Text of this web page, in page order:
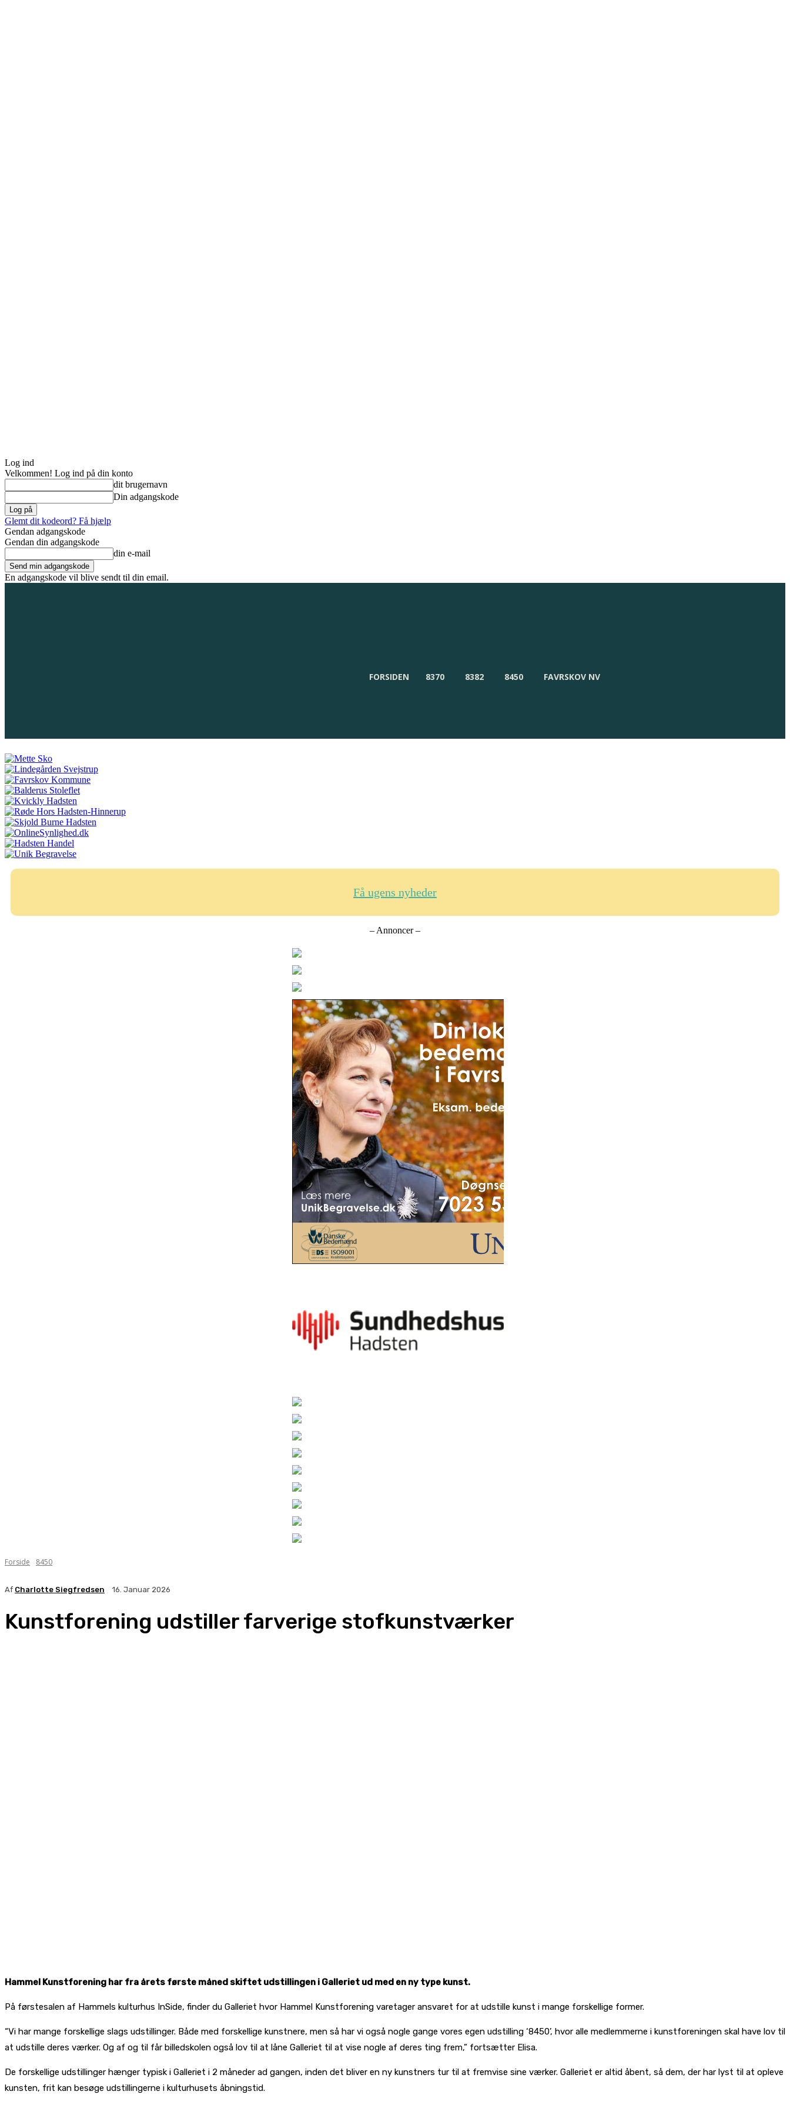
Log ind
Velkommen! Log ind på din konto
dit brugernavn
Din adgangskode
Glemt dit kodeord? Få hjælp
Gendan adgangskode
Gendan din adgangskode
din e-mail
En adgangskode vil blive sendt til din email.
FORSIDEN 8370 8382 8450 FAVRSKOV NV
Få ugens nyheder
– Annoncer –
Forside 8450
Af Charlotte Siegfredsen 16. Januar 2026
Kunstforening udstiller farverige stofkunstværker
Hammel Kunstforening har fra årets første måned skiftet udstillingen i Galleriet ud med en ny type kunst.
På førstesalen af Hammels kulturhus InSide, finder du Galleriet hvor Hammel Kunstforening varetager ansvaret for at udstille kunst i mange forskellige former.
“Vi har mange forskellige slags udstillinger. Både med forskellige kunstnere, men så har vi også nogle gange vores egen udstilling ‘8450’, hvor alle medlemmerne i kunstforeningen skal have lov til
at udstille deres værker. Og af og til får billedskolen også lov til at låne Galleriet til at vise nogle af deres ting frem,” fortsætter Elisa.
De forskellige udstillinger hænger typisk i Galleriet i 2 måneder ad gangen, inden det bliver en ny kunstners tur til at fremvise sine værker. Galleriet er altid åbent, så dem, der har lyst til at opleve
kunsten, frit kan besøge udstillingerne i kulturhusets åbningstid.